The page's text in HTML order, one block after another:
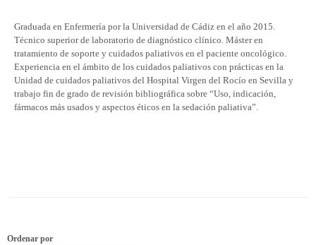
Graduada en Enfermería por la Universidad de Cádiz en el año 2015.
Técnico superior de laboratorio de diagnóstico clínico. Máster en
tratamiento de soporte y cuidados paliativos en el paciente oncológico.
Experiencia en el ámbito de los cuidados paliativos con prácticas en la
Unidad de cuidados paliativos del Hospital Virgen del Rocío en Sevilla y
trabajo fin de grado de revisión bibliográfica sobre “Uso, indicación,
fármacos más usados y aspectos éticos en la sedación paliativa”.
Ordenar por